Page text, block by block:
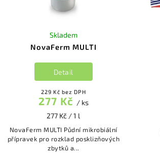
NovaFerm MULTI
Skladem
229 Kč bez DPH
277 Kč / ks
277 Kč / 1 l
Detail
NovaFerm MULTI Půdní mikrobiální
přípravek pro rozklad posklizňových
zbytků a...